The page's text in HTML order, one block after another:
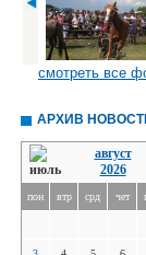
смотреть все
АРХИВ
август
2026
пон втр срд чет